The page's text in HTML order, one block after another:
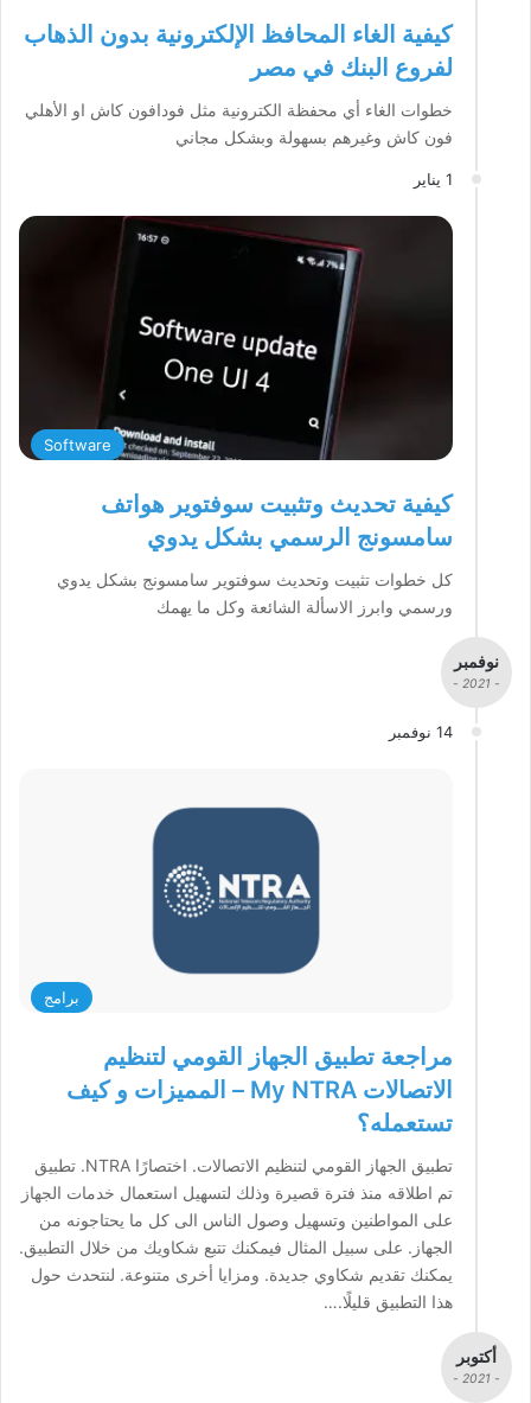
كيفية الغاء المحافظ الإلكترونية بدون الذهاب
لفروع البنك في مصر
خطوات الغاء أي محفظة الكترونية مثل فودافون كاش او الأهلي
فون كاش وغيرهم بسهولة وبشكل مجاني
1 يناير
Software
كيفية تحديث وتثبيت سوفتوير هواتف
سامسونج الرسمي بشكل يدوي
كل خطوات تثبيت وتحديث سوفتوير سامسونج بشكل يدوي
ورسمي وابرز الاسألة الشائعة وكل ما يهمك
نوفمبر
- 2021 -
14 نوفمبر
برامج
مراجعة تطبيق الجهاز القومي لتنظيم
الاتصالات My NTRA – المميزات و كيف
تستعمله؟
تطبيق الجهاز القومي لتنظيم الاتصالات. اختصارًا NTRA. تطبيق
تم اطلاقه منذ فترة قصيرة وذلك لتسهيل استعمال خدمات الجهاز
على المواطنين وتسهيل وصول الناس الى كل ما يحتاجونه من
الجهاز. على سبيل المثال فيمكنك تتبع شكاويك من خلال التطبيق.
يمكنك تقديم شكاوي جديدة. ومزايا أخرى متنوعة. لنتحدث حول
هذا التطبيق قليلًا.…
أكتوبر
- 2021 -